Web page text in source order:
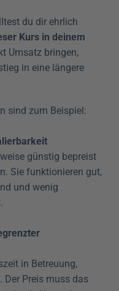
du dir ehrlich
Kurs in deinem
Umsatz bringen,
in eine längere
sind zum Beispiel:
günstig bepreist
Sie funktionieren gut,
und wenig
in Betreuung,
Der Preis muss das